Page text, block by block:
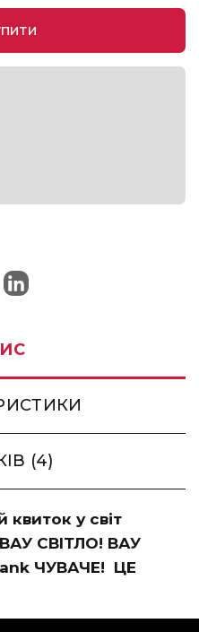
(4)
у світ
СВІТЛО! ВАУ
ЧУВАЧЕ! ЦЕ